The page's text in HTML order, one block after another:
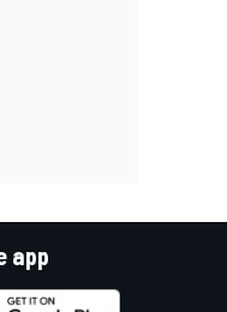
app